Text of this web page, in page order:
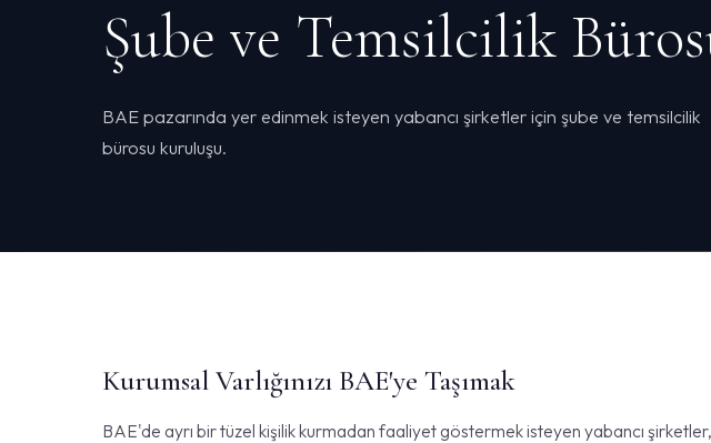
Şube ve Temsilcilik
BAE pazarında yer edinmek isteyen yabancı şirketler için şube ve temsilcilik
bürosu kuruluşu.
Kurumsal Varlığınızı BAE'ye Taşımak
BAE'de ayrı bir tüzel kişilik kurmadan faaliyet göstermek isteyen yabancı